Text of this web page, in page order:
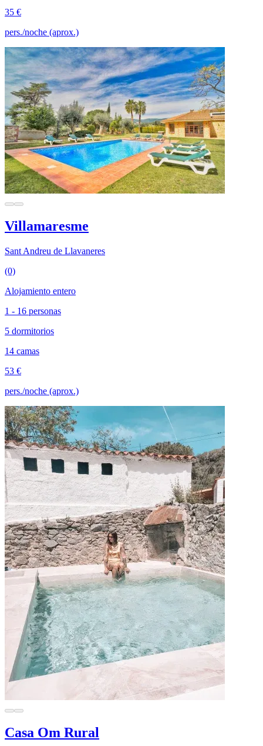
35 €
pers./noche (aprox.)
Villamaresme
Sant Andreu de Llavaneres
(0)
Alojamiento entero
1 - 16 personas
5 dormitorios
14 camas
53 €
pers./noche (aprox.)
Casa Om Rural